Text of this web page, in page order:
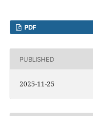
PDF
PUBLISHED
2025-11-25